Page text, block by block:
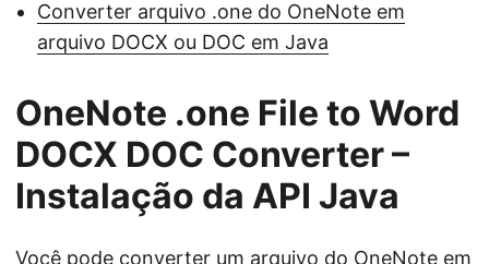
Converter arquivo .one do OneNote em
arquivo DOCX ou DOC em Java
OneNote .one File to Word
DOCX DOC Converter –
Instalação da API Java
Você pode converter um arquivo do OneNote em